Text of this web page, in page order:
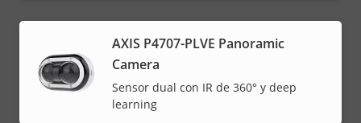
AXIS P4707-PLVE Panoramic
Camera
Sensor dual con IR de 360° y deep
learning